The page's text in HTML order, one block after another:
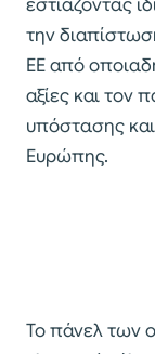
εστιάζοντας
την
ΕΕ από
αξίες και τον
υπόστασης
Ευρώπης.
Το πάνελ των